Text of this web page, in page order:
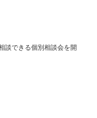
談できる個別相談会を開